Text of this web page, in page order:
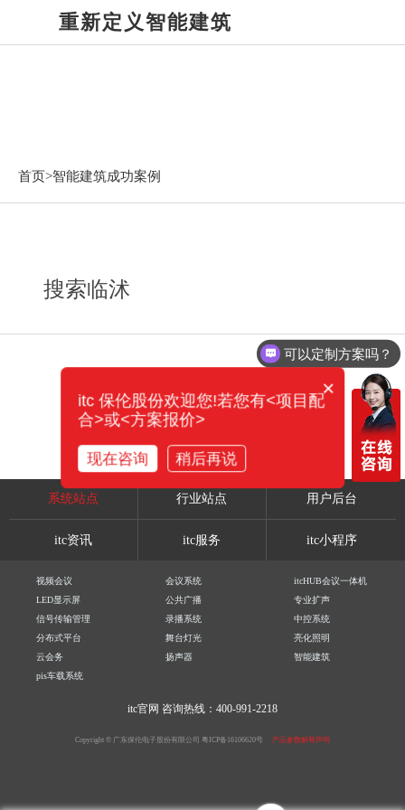
重新定义智能建筑
首页>智能建筑成功案例
搜索临沭
系统站点 行业站点 用户后台
itc资讯 itc服务 itc小程序
视频会议 会议系统
itcHUB会议一体机
LED显示屏
公共广播
专业扩声
信号传输管理
录播系统
中控系统
分布式平台
舞台灯光
亮化照明
云会务
扬声器
智能建筑
pis车载系统
itc官网 咨询热线：400-991-2218
Copyright © 广东保伦电子股份有限公司 粤ICP备16106620号 产品参数解释声明
可以定制方案吗？
×
itc 保伦股份欢迎您!若您有<项目配
合>或<方案报价>
现在咨询 稍后再说